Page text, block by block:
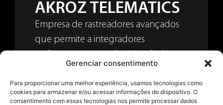
Gerenciar consentimento
Para proporcionar uma melhor experiência, usamos tecnologias como
cookies para armazenar e/ou acessar informações do dispositivo. O
consentimento com essas tecnologias nos permite processar dados
AKROZ TELEMATICS
Empresa de rastreadores avançados
que permite a integradores
em soluções para todos os
segmentos de frotas. Oferece
tecnologia flexível, personalizável e